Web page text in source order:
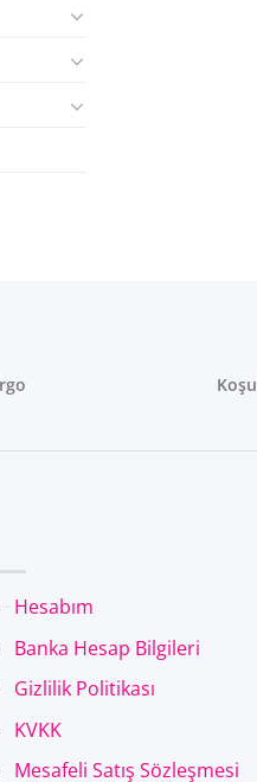
Hesabım
Banka Hesap Bilgileri
Gizlilik Politikası
KVKK
Mesafeli Satış Sözleşmesi